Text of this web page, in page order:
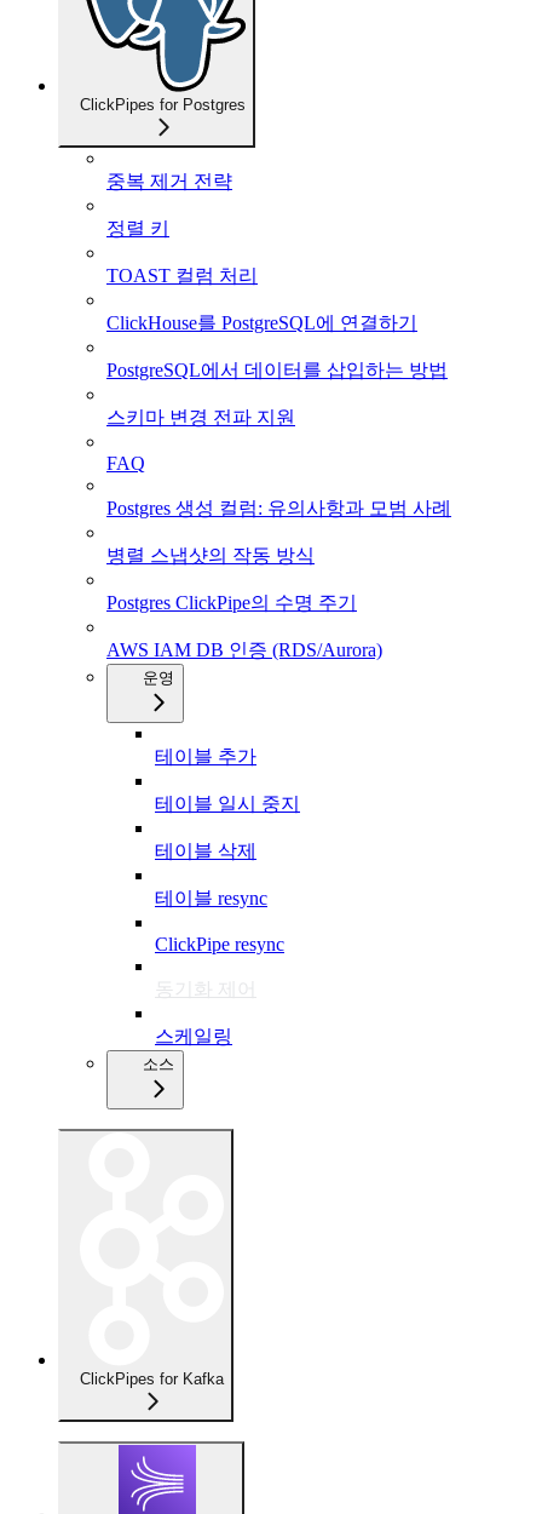
ClickPipes for Postgres
중복 제거 전략
정렬 키
TOAST 컬럼 처리
ClickHouse를 PostgreSQL에 연결하기
PostgreSQL에서 데이터를 삽입하는 방법
스키마 변경 전파 지원
FAQ
Postgres 생성 컬럼: 유의사항과 모범 사례
병렬 스냅샷의 작동 방식
Postgres ClickPipe의 수명 주기
AWS IAM DB 인증 (RDS/Aurora)
운영
테이블 추가
테이블 일시 중지
테이블 삭제
테이블 resync
ClickPipe resync
동기화 제어
스케일링
소스
ClickPipes for Kafka